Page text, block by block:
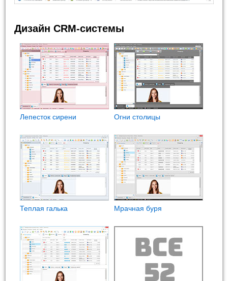
Дизайн CRM-системы
Лепесток сирени Огни столицы
Теплая галька Мрачная буря